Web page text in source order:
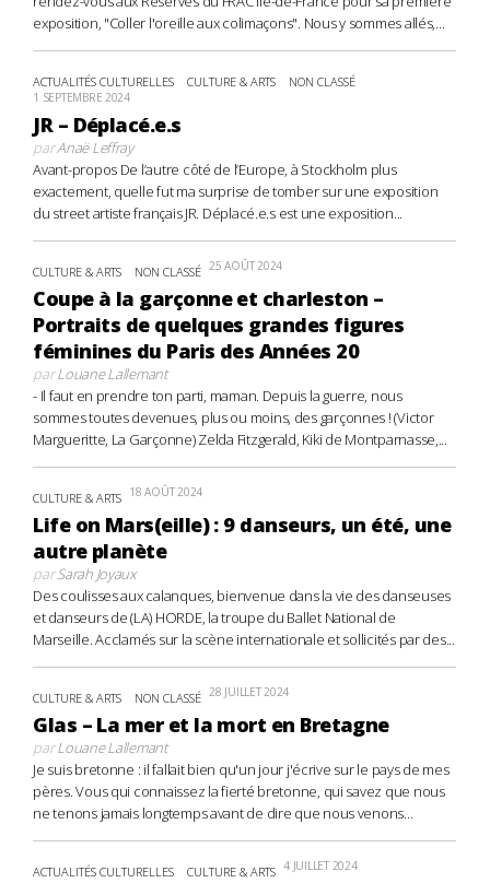
exposition, "Coller l'oreille aux colimaçons". Nous y sommes allés,...
ACTUALITÉS CULTURELLES CULTURE & ARTS NON CLASSÉ
1 SEPTEMBRE 2024
JR – Déplacé.e.s
parAnaë Leffray
Avant-propos De l’autre côté de l’Europe, à Stockholm plus
exactement, quelle fut ma surprise de tomber sur une exposition
du street artiste français JR. Déplacé.e.s est une exposition...
CULTURE & ARTS NON CLASSÉ 25 AOÛT 2024
Coupe à la garçonne et charleston –
Portraits de quelques grandes figures
féminines du Paris des Années 20
parLouane Lallemant
- Il faut en prendre ton parti, maman. Depuis la guerre, nous
sommes toutes devenues, plus ou moins, des garçonnes ! (Victor
Margueritte, La Garçonne) Zelda Fitzgerald, Kiki de Montparnasse,...
CULTURE & ARTS 18 AOÛT 2024
Life on Mars(eille) : 9 danseurs, un été, une
autre planète
parSarah Joyaux
Des coulisses aux calanques, bienvenue dans la vie des danseuses
et danseurs de (LA) HORDE, la troupe du Ballet National de
Marseille. Acclamés sur la scène internationale et sollicités par des...
CULTURE & ARTS NON CLASSÉ 28 JUILLET 2024
Glas – La mer et la mort en Bretagne
parLouane Lallemant
Je suis bretonne : il fallait bien qu'un jour j'écrive sur le pays de mes
pères. Vous qui connaissez la fierté bretonne, qui savez que nous
ne tenons jamais longtemps avant de dire que nous venons...
ACTUALITÉS CULTURELLES CULTURE & ARTS 4 JUILLET 2024